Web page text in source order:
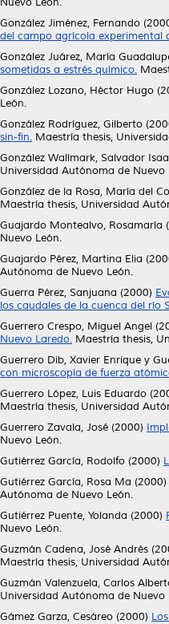
González Jiménez, Fernando
del campo agrícola experimental
González Juárez, María
sometidas a estrés químico.
González Lozano, Héctor Hugo
León.
González Rodríguez, Gilberto
sin-fin. Maestría thesis,
González Wallmark, Salvador
Universidad Autónoma de Nuevo
González de la Rosa, María del
Maestría thesis, Universidad
Guajardo Montealvo, Rosamaría
Nuevo León.
Guajardo Pérez, Martina Elia
Autónoma de Nuevo León.
Guerra Pérez, Sanjuana (2000)
los caudales de la cuenca del río
Guerrero Crespo, Miguel Angel
Nuevo Laredo. Maestría thesis,
Guerrero Dib, Xavier Enrique y
con microscopía de fuerza
Guerrero López, Luis Eduardo
Maestría thesis, Universidad
Guerrero Zavala, José (2000)
Nuevo León.
Gutiérrez García, Rodolfo (2000)
Gutiérrez García, Rosa Ma (2000)
Autónoma de Nuevo León.
Gutiérrez Puente, Yolanda (2000)
Nuevo León.
Guzmán Cadena, José Andrés
Maestría thesis, Universidad
Guzmán Valenzuela, Carlos
Universidad Autónoma de Nuevo
Gámez Garza, Cesáreo (2000)